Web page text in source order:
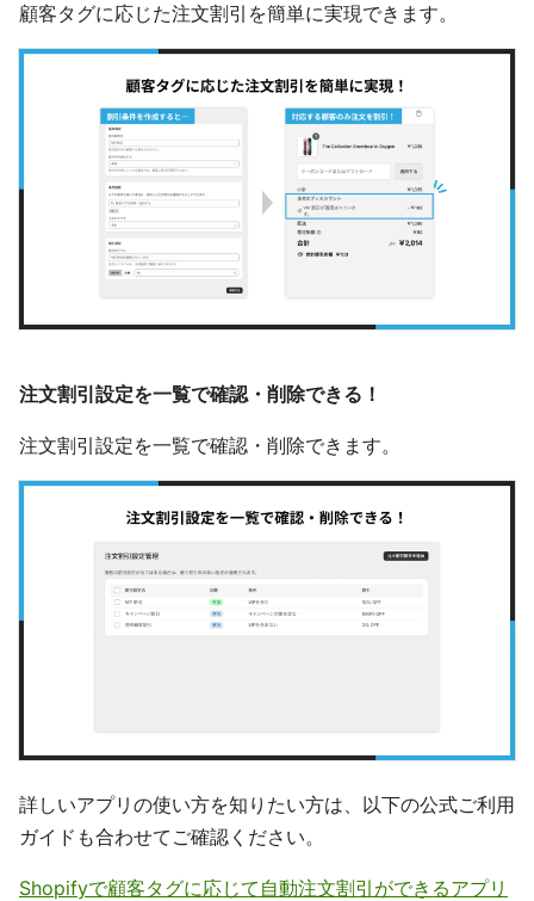
顧客タグに応じた注文割引を簡単に実現できます。
注文割引設定を一覧で確認・削除できる！
注文割引設定を一覧で確認・削除できます。
詳しいアプリの使い方を知りたい方は、以下の公式ご利用
ガイドも合わせてご確認ください。
Shopifyで顧客タグに応じて自動注文割引ができるアプリ